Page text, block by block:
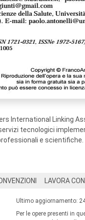
International Linking
tecnologici
e scientifiche.
LAVORA
Ultimo aggiornamento:
Per le opere presenti in